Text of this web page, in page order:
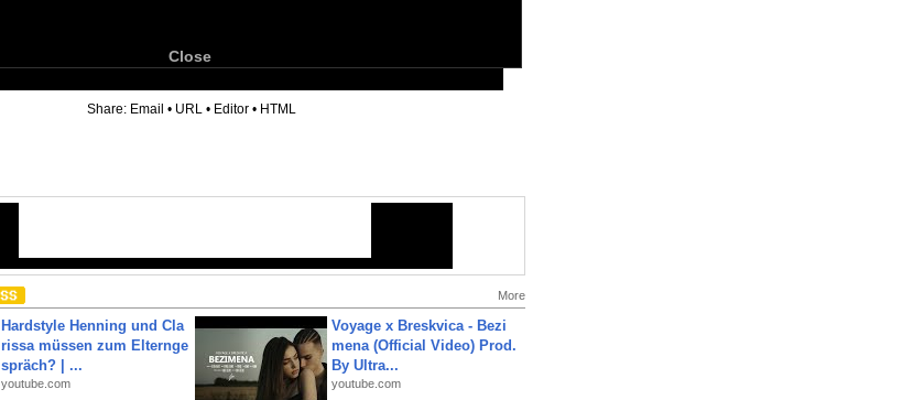
Close
Share: Email • URL • Editor • HTML
More
Hardstyle Henning und Cla
rissa müssen zum Elternge
spräch? | ...
youtube.com
Voyage x Breskvica - Bezi
mena (Official Video) Prod.
By Ultra...
youtube.com